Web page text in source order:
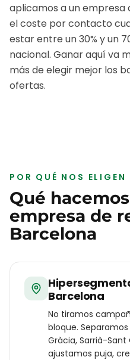
aplicamos a unempresa
el coste por contacto
estar entre un 30% y un
nacional. Ganar aquí va
más de elegir mejor los
ofertas.
POR QUÉ NOS ELIGEN
Qué
empresa de
Barcelona
Barcelona
No tiramos
bloque.
Gràcia, Sarrià-Sant
ajustamos puja,